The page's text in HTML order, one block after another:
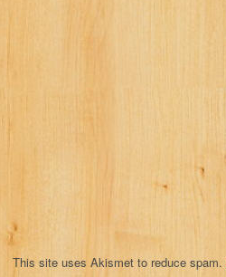
n
This site uses Akismet to reduce spam.